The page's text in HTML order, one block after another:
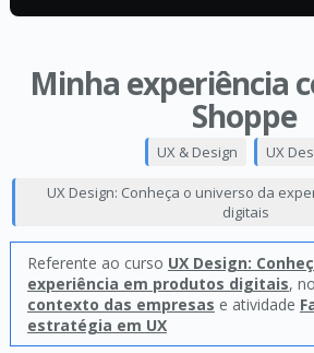
Minha experiência
Shoppe
UX & Design UX
UX Design: Conheça o universo da
digitais
Referente ao curso UX Design:
experiência em produtos digitais,
contexto das empresas e atividade
estratégia em UX